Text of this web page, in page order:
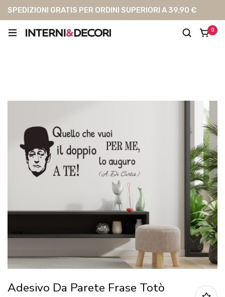
SPEDIZIONI GRATIS PER ORDINI SUPERIORI A 39,90 €
0
Adesivo Da Parete Frase Totò